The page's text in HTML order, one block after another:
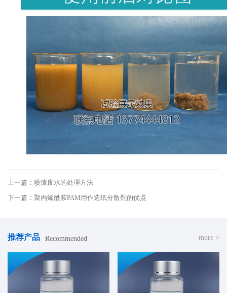
上一篇：喷漆废水的处理方法
下一篇：聚丙烯酰胺PAM用作造纸分散剂的优点
推荐产品 Recommended more >